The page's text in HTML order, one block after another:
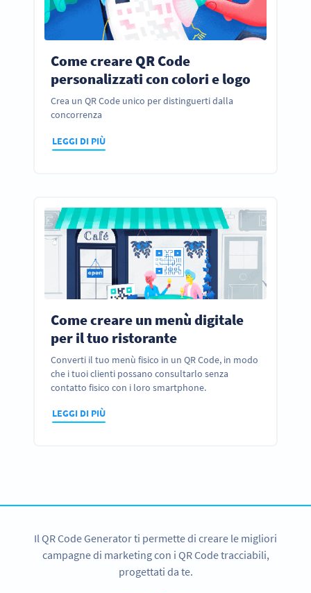
Come creare QR Code
personalizzati con colori e logo
Crea un QR Code unico per distinguerti dalla
concorrenza
LEGGI DI PIÙ
Come creare un menù digitale
per il tuo ristorante
Converti il tuo menù fisico in un QR Code, in modo
che i tuoi clienti possano consultarlo senza
contatto fisico con i loro smartphone.
LEGGI DI PIÙ
Il QR Code Generator ti permette di creare le migliori
campagne di marketing con i QR Code tracciabili,
progettati da te.